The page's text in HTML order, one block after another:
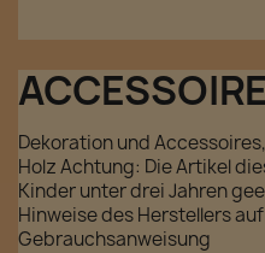
Dekoration und
Holz Achtung: Die Artikel
Kinder unter drei Jahren
Hinweise des Herstellers
Gebrauchsanweisung